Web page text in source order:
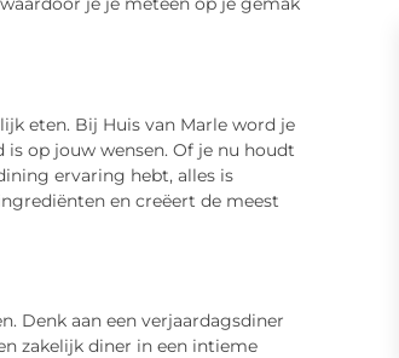
eten. Bij Huis van Marle word je
op jouw wensen. Of je nu houdt
ervaring hebt, alles is
en creëert de meest
Denk aan een verjaardagsdiner
zakelijk diner in een intieme